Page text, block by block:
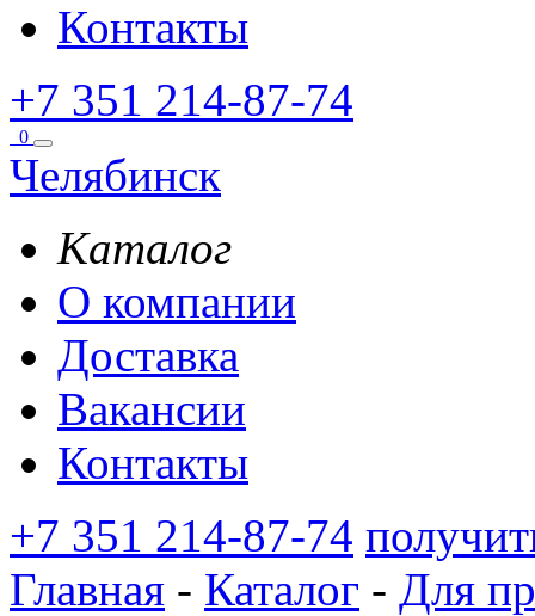
Контакты
+7 351 214-87-74
0
Челябинск
Каталог
О компании
Доставка
Вакансии
Контакты
+7 351 214-87-74
Главная - Каталог - Для